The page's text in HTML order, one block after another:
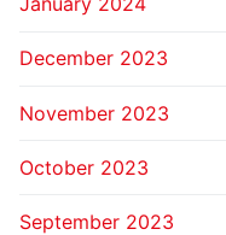
December 2023
November 2023
October 2023
September 2023